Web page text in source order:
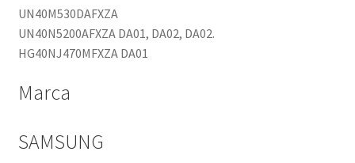
UN40M530DAFXZA
UN40N5200AFXZA DA01, DA02, DA02.
HG40NJ470MFXZA DA01
Marca
SAMSUNG